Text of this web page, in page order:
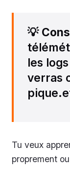
💡
les
verras
Tu veux
proprement